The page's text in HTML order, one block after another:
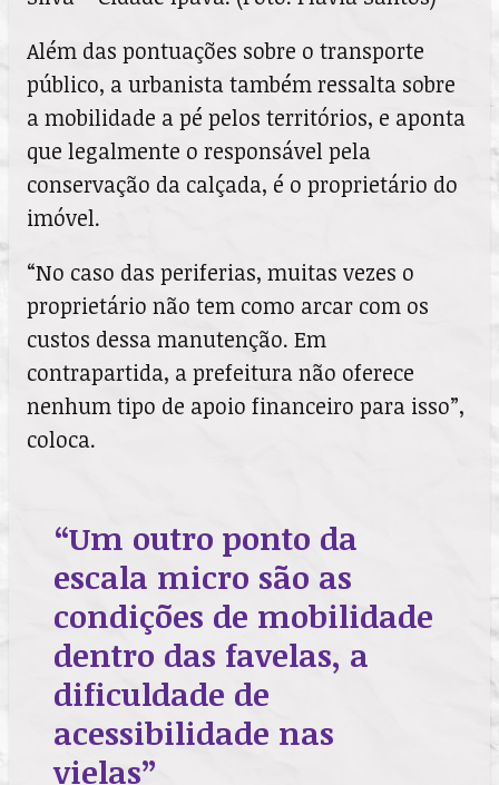
Além das pontuações sobre o transporte
público, a urbanista também ressalta sobre
a mobilidade a pé pelos territórios, e aponta
que legalmente o responsável pela
conservação da calçada, é o proprietário do
imóvel.
“No caso das periferias, muitas vezes o
proprietário não tem como arcar com os
custos dessa manutenção. Em
contrapartida, a prefeitura não oferece
nenhum tipo de apoio financeiro para isso”,
coloca.
“Um outro ponto da
escala micro são as
condições de mobilidade
dentro das favelas, a
dificuldade de
acessibilidade nas
vielas”